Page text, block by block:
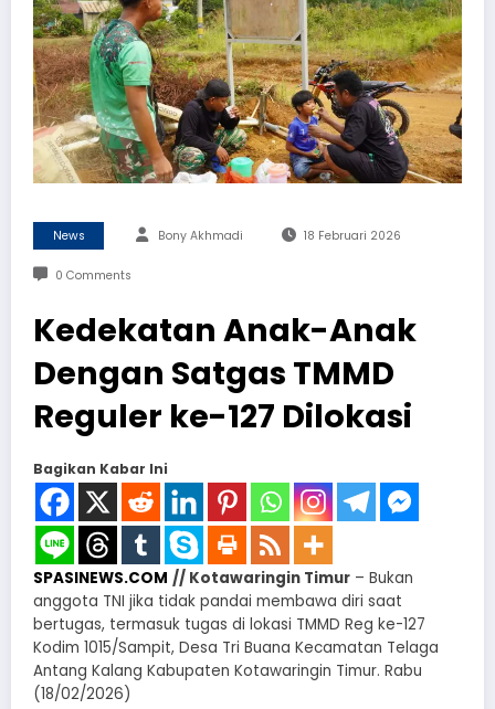
News Bony Akhmadi 18 Februari 2026
0 Comments
Kedekatan Anak-Anak
Dengan Satgas TMMD
Reguler ke-127 Dilokasi
Bagikan Kabar Ini
SPASINEWS.COM // Kotawaringin Timur – Bukan
anggota TNI jika tidak pandai membawa diri saat
bertugas, termasuk tugas di lokasi TMMD Reg ke-127
Kodim 1015/Sampit, Desa Tri Buana Kecamatan Telaga
Antang Kalang Kabupaten Kotawaringin Timur. Rabu
(18/02/2026)